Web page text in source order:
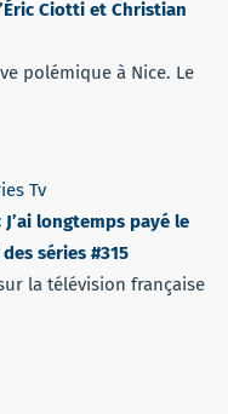
Ciotti et Christian
polémique à Nice. Le
Tv
longtemps payé le
séries #315
la télévision française